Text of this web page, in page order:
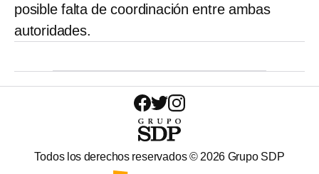
posible falta de coordinación entre ambas
autoridades.
Todos los derechos reservados © 2026 Grupo SDP